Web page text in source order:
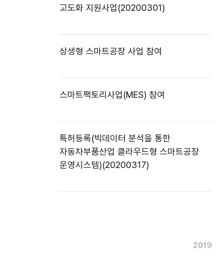
고도화 지원사업(20200301)
상생형 스마트공장 사업 참여
스마트팩토리사업(MES) 참여
특허등록(빅데이터 분석을 통한
자동차부품산업 클라우드형 스마트공장
운영시스템)(20200317)
2019